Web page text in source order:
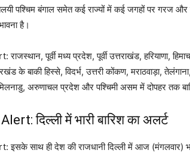
पश्चिम बंगाल समेत कई राज्यों में कई जगहों पर गरज
है।
पूर्वी मध्य प्रदेश, पूर्वी उत्तराखंड, हरियाणा,
के बाकी हिस्से, विदर्भ, उत्तरी कोंकण, मराठवाड़ा,
अरुणाचल प्रदेश और पश्चिमी असम में दोपहर तक
दिल्ली में भारी बारिश का अलर्ट
इसके साथ ही देश की राजधानी दिल्ली में आज (मंगलवार)